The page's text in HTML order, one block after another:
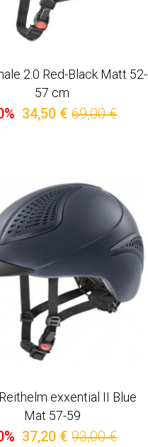
2.0 Red-Black Matt 52-
57 cm
34,50 € 69,00 €
exxential II Blue
Mat 57-59
37,20 € 93,00 €